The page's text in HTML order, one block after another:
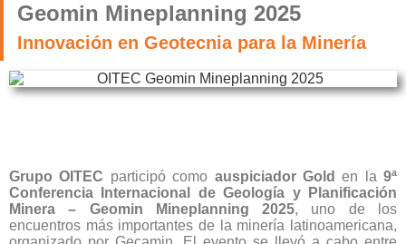
Geomin Mineplanning 2025
Innovación en Geotecnia para la Minería
Grupo OITEC participó como auspiciador Gold en la 9ª
Conferencia Internacional de Geología y Planificación
Minera – Geomin Mineplanning 2025, uno de los
encuentros más importantes de la minería latinoamericana,